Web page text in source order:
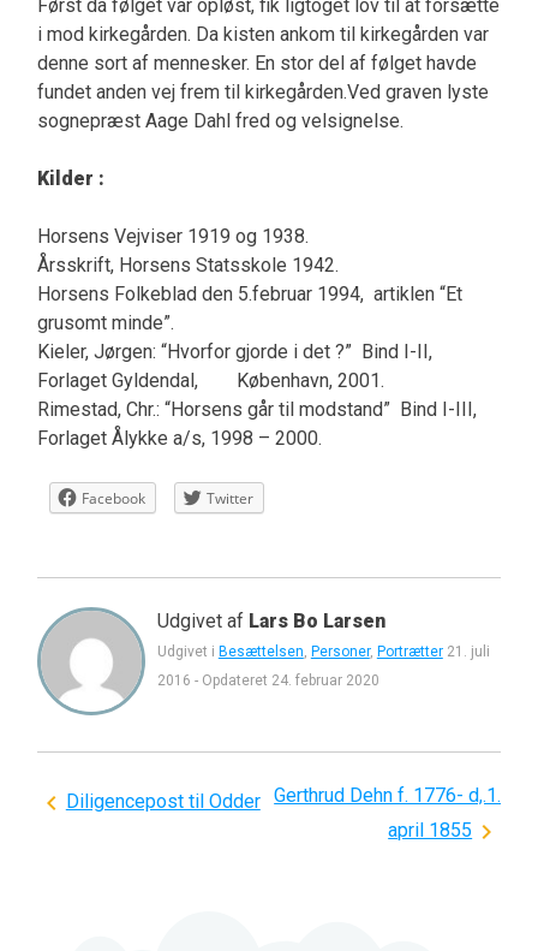
Først da følget var opløst, fik ligtoget lov til at forsætte
i mod kirkegården. Da kisten ankom til kirkegården var
denne sort af mennesker. En stor del af følget havde
fundet anden vej frem til kirkegården.Ved graven lyste
sognepræst Aage Dahl fred og velsignelse.
Kilder :
Horsens Vejviser 1919 og 1938.
Årsskrift, Horsens Statsskole 1942.
Horsens Folkeblad den 5.februar 1994, artiklen “Et
grusomt minde”.
Kieler, Jørgen: “Hvorfor gjorde i det ?” Bind I-II,
Forlaget Gyldendal, København, 2001.
Rimestad, Chr.: “Horsens går til modstand” Bind I-III,
Forlaget Ålykke a/s, 1998 – 2000.
Facebook Twitter
Udgivet af Lars Bo Larsen
Udgivet i Besættelsen, Personer, Portrætter 21. juli
2016 - Opdateret 24. februar 2020
Indlægsnavigation
Diligencepost til Odder Gerthrud Dehn f. 1776- d,.1.
april 1855